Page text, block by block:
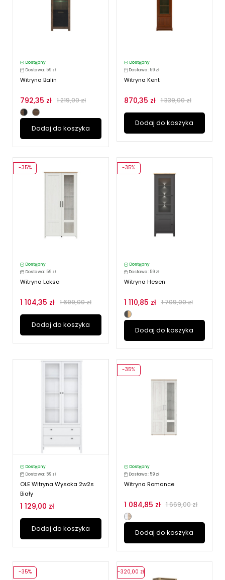
Dostępny
Dostawa: 59 zł
Witryna Balin
792,35 zł 1 219,00 zł
Dodaj do koszyka
Dostępny
Dostawa: 59 zł
Witryna Kent
870,35 zł 1 339,00 zł
Dodaj do koszyka
Dostępny
Dostawa: 59 zł
Witryna Loksa
1 104,35 zł 1 699,00 zł
Dodaj do koszyka
-35%
Dostępny
Dostawa: 59 zł
Witryna Hesen
1 110,85 zł 1 709,00 zł
Dodaj do koszyka
-35%
Dostępny
Dostawa: 59 zł
OLE Witryna Wysoka 2w2s
Biały
1 129,00 zł
Dodaj do koszyka
Dostępny
Dostawa: 59 zł
Witryna Romance
1 084,85 zł 1 669,00 zł
Dodaj do koszyka
-35%
-35% -320,00 zł